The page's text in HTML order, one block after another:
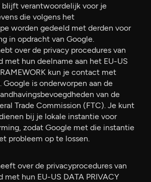
blijft verantwoordelijk voor je
die volgens het
worden gedeeld met derden voor
in opdracht van Google.
over de privacy procedures van
met hun deelname aan het EU-US
kun je contact met
Google is onderworpen aan de
van de
Trade Commission (FTC). Je kunt
bij je lokale instantie voor
zodat Google met die instantie
probleem op te lossen.
over de privacyprocedures van
met hun EU-US DATA PRIVACY